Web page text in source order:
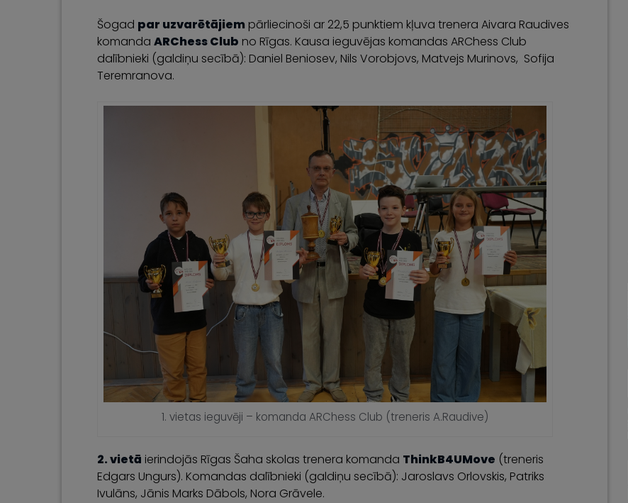
Šogad par uzvarētājiem pārliecinoši ar 22,5 punktiem kļuva trenera Aivara Raudives
komanda ARChess Club no Rīgas. Kausa ieguvējas komandas ARChess Club
dalībnieki (galdiņu secībā): Daniel Beniosev, Nils Vorobjovs, Matvejs Murinovs, Sofija
Teremranova.
1. vietas ieguvēji – komanda ARChess Club (treneris A.Raudive)
2. vietā ierindojās Rīgas Šaha skolas trenera komanda ThinkB4UMove (treneris
Edgars Ungurs). Komandas dalībnieki (galdiņu secībā): Jaroslavs Orlovskis, Patriks
Ivulāns, Jānis Marks Dābols, Nora Grāvele.